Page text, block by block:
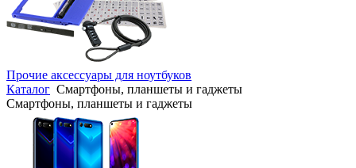
Прочие аксессуары для ноутбуков
Каталог Смартфоны, планшеты и гаджеты
Смартфоны, планшеты и гаджеты